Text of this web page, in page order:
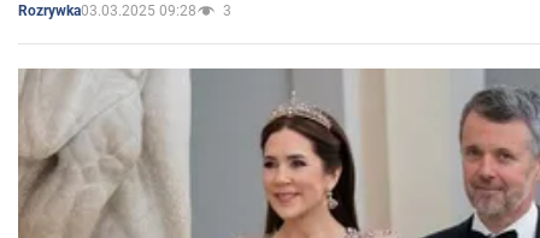
Rozrywka03.03.2025 09:28 3